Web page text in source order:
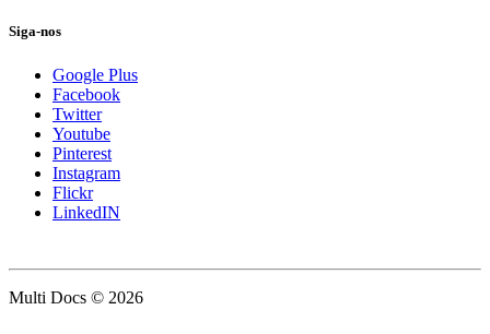
Siga-nos
Google Plus
Facebook
Twitter
Youtube
Pinterest
Instagram
Flickr
LinkedIN
Multi Docs © 2026